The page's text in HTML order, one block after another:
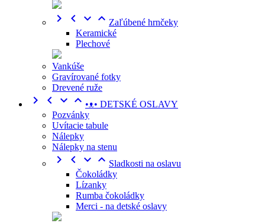
    Zaľúbené hrnčeky
Keramické
Plechové
Vankúše
Gravírované fotky
Drevené ruže
    •ᴥ• DETSKÉ OSLAVY
Pozvánky
Uvítacie tabule
Nálepky
Nálepky na stenu
    Sladkosti na oslavu
Čokoládky
Lízanky
Rumba čokoládky
Merci - na detské oslavy